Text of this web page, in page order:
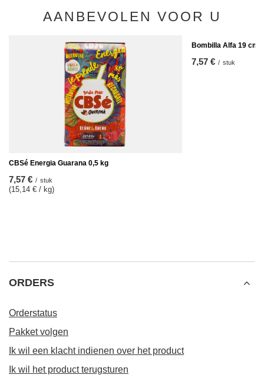
AANBEVOLEN VOOR U
CBSé Energia Guarana 0,5 kg
7,57 € / stuk
(15,14 € / kg)
Bombilla Alfa 19 cm
7,57 € / stuk
ORDERS
Orderstatus
Pakket volgen
Ik wil een klacht indienen over het product
Ik wil het product terugsturen